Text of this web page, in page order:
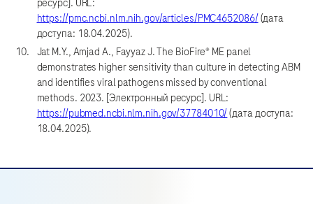
https://pmc.ncbi.nlm.nih.gov/articles/PMC4652086/(дата
доступа: 18.04.2025).
Jat M.Y., Amjad A., Fayyaz J. The BioFire® ME panel
demonstrates higher sensitivity than culture in detecting ABM
and identifies viral pathogens missed by conventional
methods. 2023. [Электронный ресурс]. URL:
https://pubmed.ncbi.nlm.nih.gov/37784010/(дата доступа:
18.04.2025).